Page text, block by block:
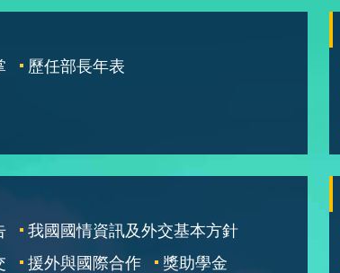
歷任部長年表
我國國情資訊及外交基本方針
援外與國際合作
獎助學金